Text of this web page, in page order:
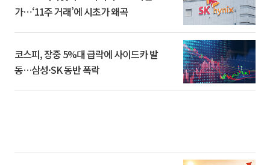
가⋯‘11주 거래’에 시초가 왜곡
코스피, 장중 5%대 급락에 사이드카 발
동…삼성·SK 동반 폭락